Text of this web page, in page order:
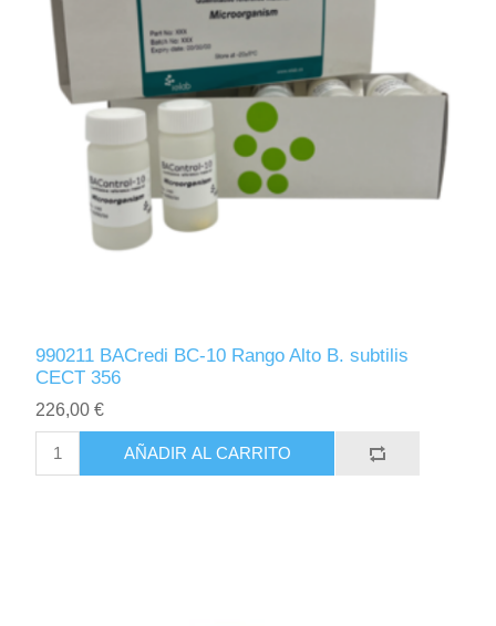
990211 BACredi BC-10 Rango Alto B. subtilis
CECT 356
226,00 €
AÑADIR AL CARRITO